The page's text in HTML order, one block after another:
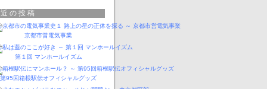
の投稿
京都市営電気事業
第１回 マンホールイズム
第95回箱根駅伝オフィシャルグッズ